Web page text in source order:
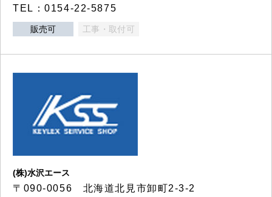
TEL：0154-22-5875
販売可 工事・取付可
(株)水沢エース
〒090-0056 北海道北見市卸町2-3-2